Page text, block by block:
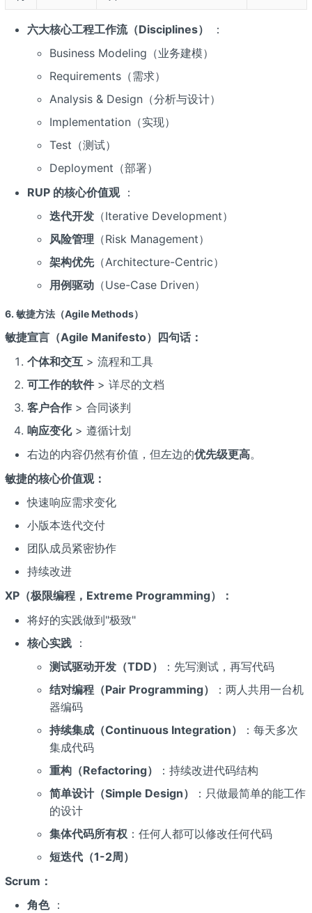
六大核心工程工作流（Disciplines）
：
Business Modeling（业务建模）
Requirements（需求）
Analysis & Design（分析与设计）
Implementation（实现）
Test（测试）
Deployment（部署）
RUP 的核心价值观：
迭代开发（Iterative Development）
风险管理 （Risk Management）
架构优先（Architecture-Centric）
用例驱动（Use-Case Driven）
6. 敏捷方法（Agile Methods）
敏捷宣言（Agile Manifesto）四句话：
个体和交互 > 流程和工具
可工作的软件> 详尽的文档
客户合作> 合同谈判
响应变化> 遵循计划
右边的内容仍然有价值，但左边的优先级更高。
敏捷的核心价值观：
快速响应需求变化
小版本迭代交付
团队成员紧密协作
持续改进
XP（极限编程，Extreme Programming）：
将好的实践做到"极致"
核心实践：
测试驱动开发（TDD）
：先写测试，再写代码
结对编程（Pair Programming）
：两人共用一台机
器编码
持续集成（Continuous Integration）
：每天多次
集成代码
重构（Refactoring）
：持续改进代码结构
简单设计（Simple Design）
：只做最简单的能工作
的设计
集体代码所有权：任何人都可以修改任何代码
短迭代（1-2周）
Scrum：
角色：